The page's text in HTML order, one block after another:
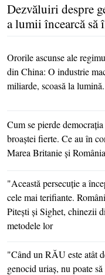
Dezvăluiri despre
a lumii încearcă să
Ororile ascunse ale
din China: O industrie
miliarde, scoasă la lumină.
Cum se pierde
broaştei fierte. Ce au în
Marea Britanie şi
"Această persecuţie a
cele mai terifiante.
Piteşti şi Sighet, chinezii
metodele lor
"Când un RĂU este atât
genocid uriaş, nu poate să